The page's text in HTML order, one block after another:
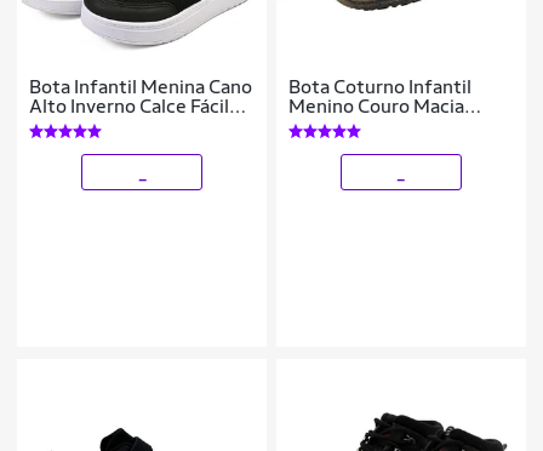
Bota Infantil Menina Cano
Alto Inverno Calce Fácil
Feminina Gatatuya
Bota Coturno Infantil
Menino Couro Macia
Casual Conforto